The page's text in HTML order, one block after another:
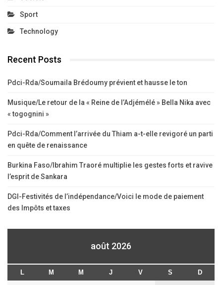
Sport
Technology
Recent Posts
Pdci-Rda/Soumaila Brédoumy prévient et hausse le ton
Musique/Le retour de la « Reine de l’Adjémélé » Bella Nika avec
« togognini »
Pdci-Rda/Comment l’arrivée du Thiam a-t-elle revigoré un parti
en quête de renaissance
Burkina Faso/Ibrahim Traoré multiplie les gestes forts et ravive
l’esprit de Sankara
DGI-Festivités de l’indépendance/Voici le mode de paiement
des Impôts et taxes
août 2026
L M M J V S D